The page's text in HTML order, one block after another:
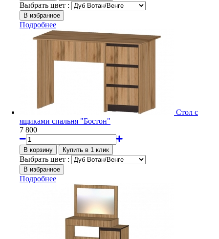
Выбрать цвет :
Подробнее
Стол с
ящиками спальня "Бостон"
7 800
Выбрать цвет :
Подробнее